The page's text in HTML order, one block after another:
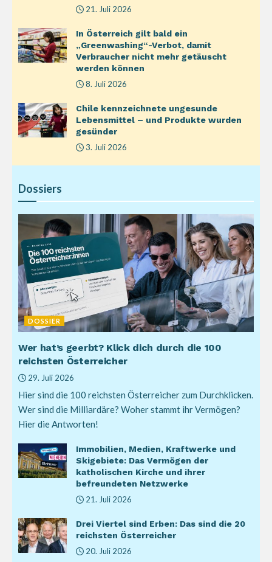
21. Juli 2026
In Österreich gilt bald ein
„Greenwashing“-Verbot, damit
Verbraucher nicht mehr getäuscht
werden können
8. Juli 2026
Chile kennzeichnete ungesunde
Lebensmittel – und Produkte wurden
gesünder
3. Juli 2026
Dossiers
DOSSIER
Wer hat’s geerbt? Klick dich durch die 100
reichsten Österreicher
29. Juli 2026
Hier sind die 100 reichsten Österreicher zum Durchklicken.
Wer sind die Milliardäre? Woher stammt ihr Vermögen?
Hier die Antworten!
Immobilien, Medien, Kraftwerke und
Skigebiete: Das Vermögen der
katholischen Kirche und ihrer
befreundeten Netzwerke
21. Juli 2026
Drei Viertel sind Erben: Das sind die 20
reichsten Österreicher
20. Juli 2026